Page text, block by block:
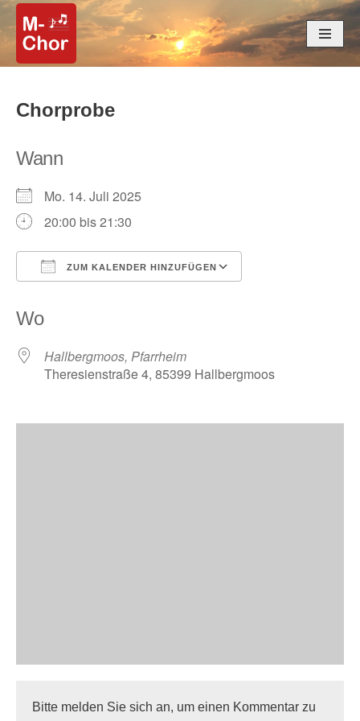
Zum
Inhalt
Chorprobe
Wann
Mo. 14. Juli 2025
20:00 bis 21:30
ZUM KALENDER HINZUFÜGEN
Wo
Hallbergmoos, Pfarrheim
Theresienstraße 4, 85399 Hallbergmoos
Bitte melden Sie sich an, um einen Kommentar zu